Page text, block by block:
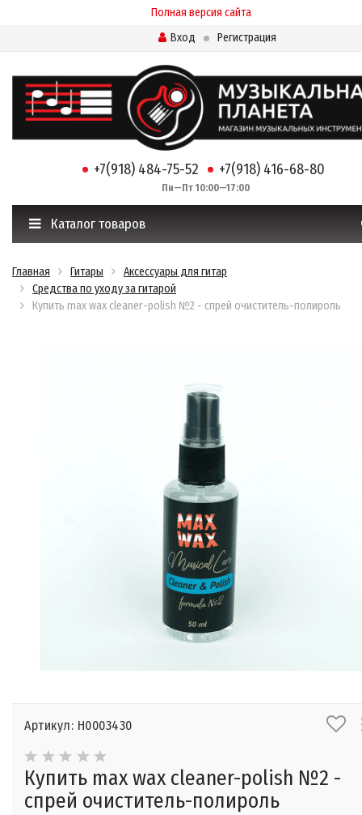
Полная версия сайта
Вход
Регистрация
+7(918) 484-75-52 +7(918) 416-68-80
Пн—Пт 10:00—17:00
Каталог товаров
Главная Гитары
Аксессуары для гитар
Средства по уходу за гитарой
Купить max wax cleaner-polish №2 - спрей очиститель-полироль
Артикул: Н0003430
Купить max wax cleaner-polish №2 -
спрей очиститель-полироль